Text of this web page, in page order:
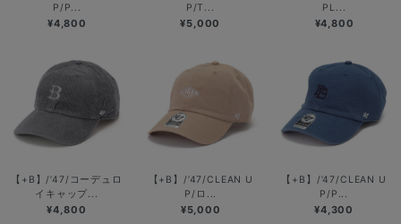
P/P...
¥4,800
P/T...
¥5,000
PL...
¥4,800
【+B】/’47/コーデュロ
イキャップ...
¥4,800
【+B】/’47/CLEAN U
P/ロ...
¥5,000
【+B】/’47/CLEAN U
P/P...
¥4,300